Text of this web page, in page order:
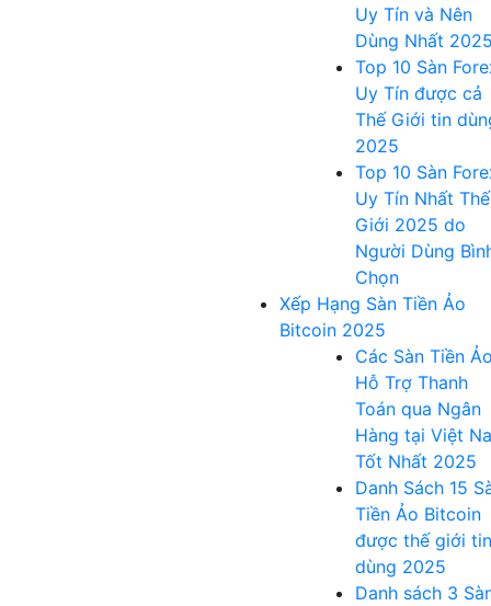
Uy Tín và Nên
Dùng Nhất 2025
Top 10 Sàn
Uy Tín được cả
Thế Giới tin
2025
Top 10 Sàn
Uy Tín Nhất Thế
Giới 2025 do
Người Dùng
Chọn
Xếp Hạng Sàn Tiền Ảo
Bitcoin 2025
Các Sàn Tiền Ảo
Hỗ Trợ Thanh
Toán qua Ngân
Hàng tại Việt
Tốt Nhất 2025
Danh Sách 15
Tiền Ảo Bitcoin
được thế giới tin
dùng 2025
Danh sách 3